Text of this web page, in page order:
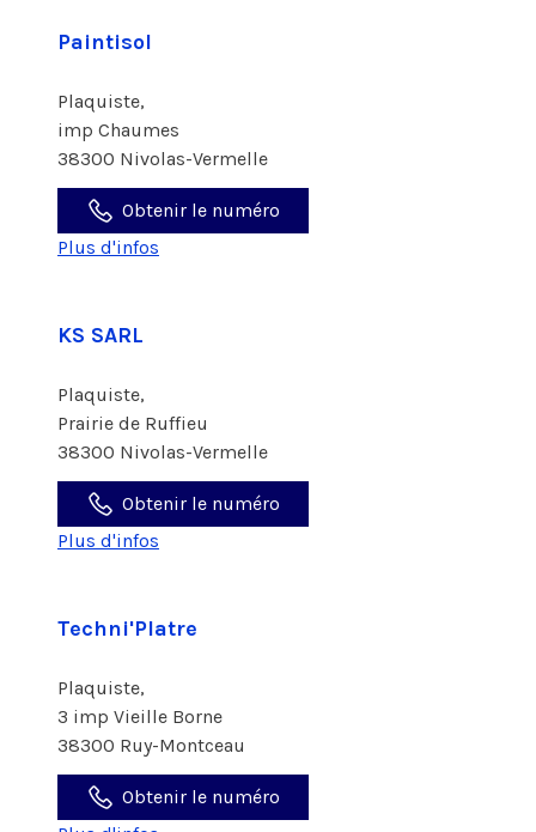
Paintisol
Plaquiste,
imp Chaumes
38300 Nivolas-Vermelle
Obtenir le numéro
Plus d'infos
KS SARL
Plaquiste,
Prairie de Ruffieu
38300 Nivolas-Vermelle
Obtenir le numéro
Plus d'infos
Techni'Platre
Plaquiste,
3 imp Vieille Borne
38300 Ruy-Montceau
Obtenir le numéro